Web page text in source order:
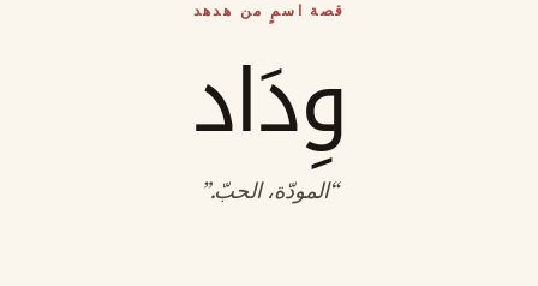
قصة اسمٍ من هدهد
وِدَاد
“المودّة، الحبّ.”